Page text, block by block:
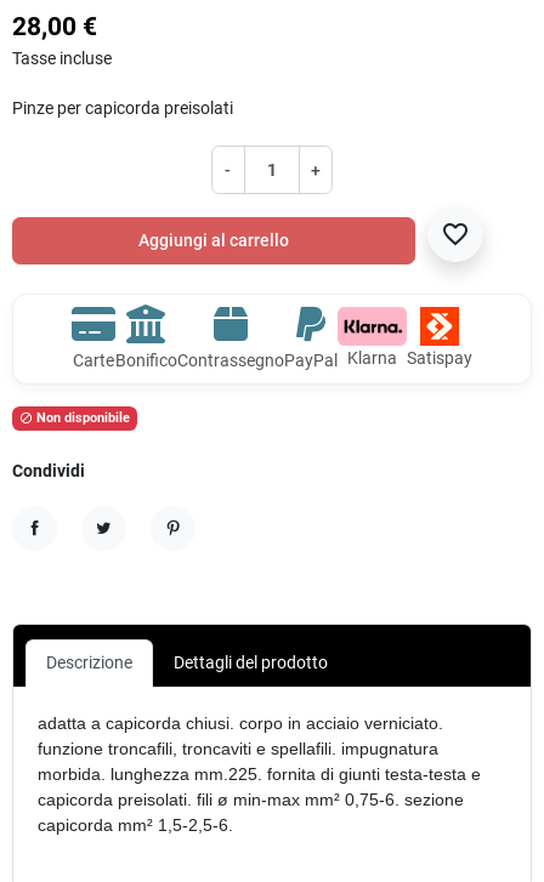
28,00 €
Tasse incluse
Pinze per capicorda preisolati
- +
Aggiungi al carrello favorite_border
CarteBonificoContrassegnoPayPal Klarna Satispay
 Non disponibile
Condividi
Descrizione Dettagli del prodotto
adatta a capicorda chiusi. corpo in acciaio verniciato.
funzione troncafili, troncaviti e spellafili. impugnatura
morbida. lunghezza mm.225. fornita di giunti testa-testa e
capicorda preisolati. fili ø min-max mm² 0,75-6. sezione
capicorda mm² 1,5-2,5-6.